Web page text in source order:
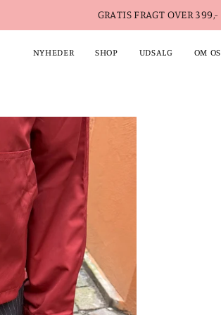
GRATIS FRAGT OVER 399,-
NYHEDER SHOP UDSALG OM OS